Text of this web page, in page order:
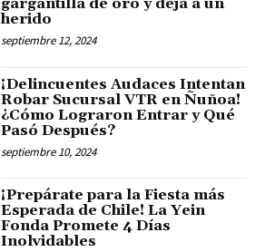
gargantilla de oro y deja a un
herido
septiembre 12, 2024
¡Delincuentes Audaces Intentan
Robar Sucursal VTR en Ñuñoa!
¿Cómo Lograron Entrar y Qué
Pasó Después?
septiembre 10, 2024
¡Prepárate para la Fiesta más
Esperada de Chile! La Yein
Fonda Promete 4 Días
Inolvidables